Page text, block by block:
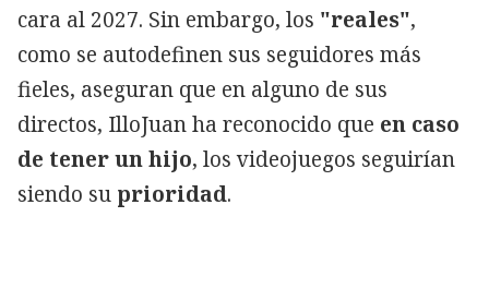
cara al 2027. Sin embargo, los "reales",
como se autodefinen sus seguidores más
fieles, aseguran que en alguno de sus
directos, IlloJuan ha reconocido que en caso
de tener un hijo, los videojuegos seguirían
siendo su prioridad.